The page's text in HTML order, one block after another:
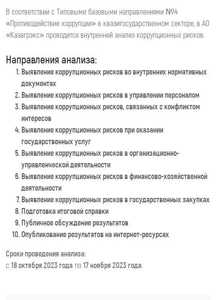
В соответствии с Типовыми базовыми направлениями №4
«Противодействие коррупции» в квазигосударственном секторе, в АО
«Казагрэкс» проводится внутренний анализ коррупционных рисков.
Направления анализа:
Выявление коррупционных рисков во внутренних нормативных
документах
Выявление коррупционных рисков в управлении персоналом
Выявление коррупционных рисков, связанных с конфликтом
интересов
Выявление коррупционных рисков при оказании
государственных услуг
Выявление коррупционных рисков в организационно-
управленческой деятельности
Выявление коррупционных рисков в финансово-хозяйственной
деятельности
Выявление коррупционных рисков в государственных закупках
Подготовка итоговой справки
Публичное обсуждение результатов
Опубликование результатов на интернет-ресурсах
Сроки проведения анализа:
с 18 октября 2023 года по 17 ноября 2023 года